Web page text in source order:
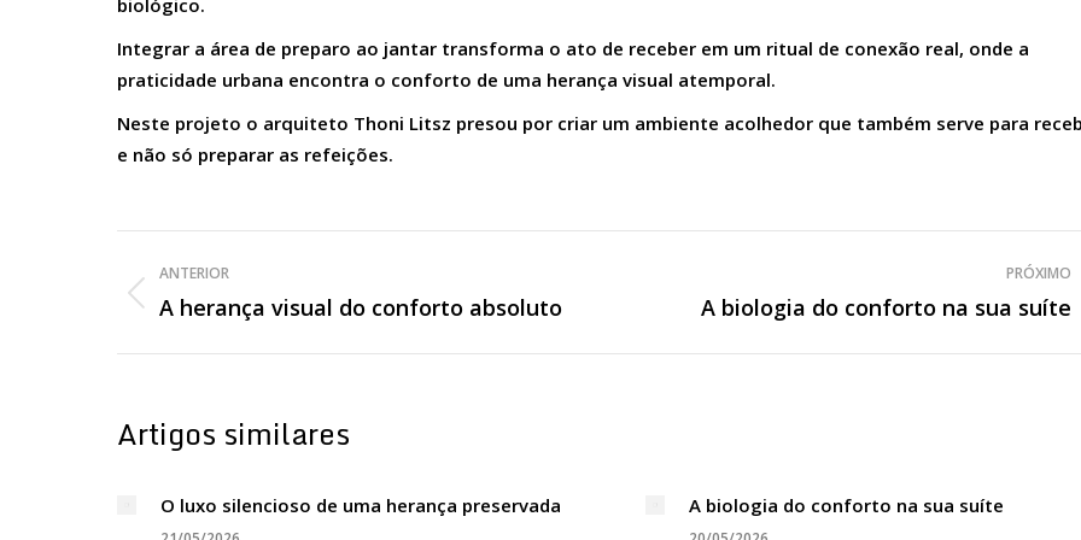
biológico.
Integrar a área de preparo ao jantar transforma o ato de receber em um ritual de conexão real, onde a
praticidade urbana encontra o conforto de uma herança visual atemporal.
Neste projeto o arquiteto Thoni Litsz presou por criar um ambiente acolhedor que também serve para
e não só preparar as refeições.
Navegação
de
post:
ANTERIOR
Post
A herança visual do conforto absoluto
PRÓXIMO
PróximoA biologia do conforto na sua suíte
Artigos similares
O luxo silencioso de uma herança preservada A biologia do conforto na sua suíte